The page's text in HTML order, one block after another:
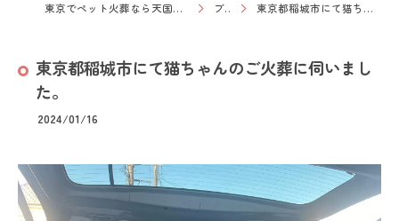
東京でペット火葬なら天国への扉 ペットメモリアル東京西 ブログ 東京都稲城市にて猫ちゃんのご火葬に伺いました。
東京都稲城市にて猫ちゃんのご火葬に伺いまし
た。
2024/01/16